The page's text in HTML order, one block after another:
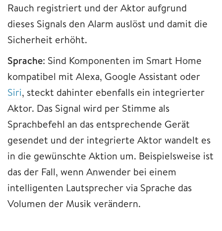
Rauch registriert und der Aktor aufgrund
dieses Signals den Alarm auslöst und damit die
Sicherheit erhöht.
Sprache: Sind Komponenten im Smart Home
kompatibel mit Alexa, Google Assistant oder
Siri, steckt dahinter ebenfalls ein integrierter
Aktor. Das Signal wird per Stimme als
Sprachbefehl an das entsprechende Gerät
gesendet und der integrierte Aktor wandelt es
in die gewünschte Aktion um. Beispielsweise ist
das der Fall, wenn Anwender bei einem
intelligenten Lautsprecher via Sprache das
Volumen der Musik verändern.